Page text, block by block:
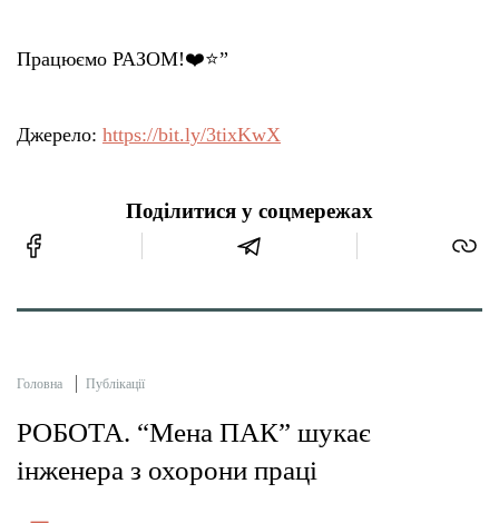
Працюємо РАЗОМ!❤️⭐”
Д️жерело: https://bit.ly/3tixKwX
Поділитися у соцмережах
Головна Публікації
РОБОТА. “Мена ПАК” шукає
інженера з охорони праці